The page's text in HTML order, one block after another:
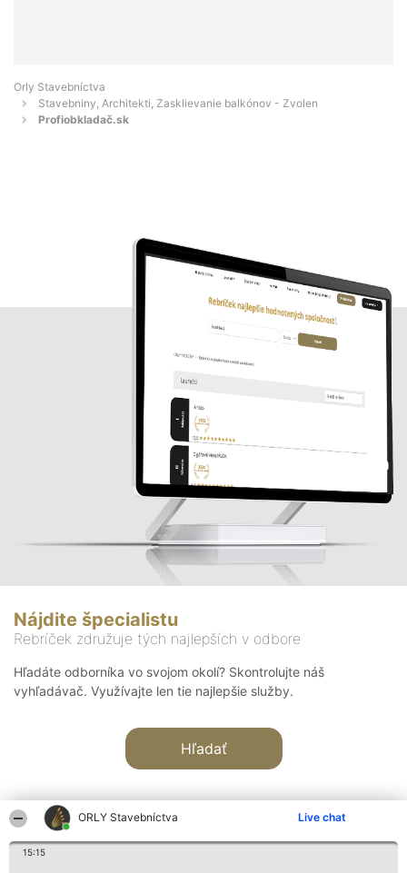
ORLY Stavebníctva Live chat
15:15
Orly Stavebníctva
Stavebniny, Architekti, Zasklievanie balkónov - Zvolen
Profiobkladač.sk
Nájdite špecialistu
Rebríček združuje tých najlepších v odbore
Hľadáte odborníka vo svojom okolí? Skontrolujte náš
vyhľadávač. Využívajte len tie najlepšie služby.
Hľadať